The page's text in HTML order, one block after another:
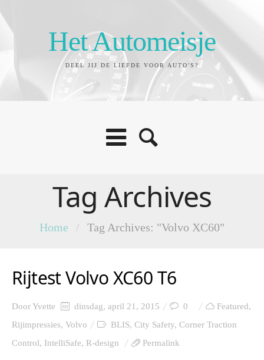
Het Automeisje
DEEL JIJ DE LIEFDE VOOR AUTO'S?
Tag Archives
Home / Tag Archives: "Volvo XC60"
Rijtest Volvo XC60 T6
DoorYvette dinsdag, april 21, 2015 0 Featured,
Rijimpressies, Volvo BLIS, City Safety, Corner Traction
Control, IntelliSafe, R-design Permalink